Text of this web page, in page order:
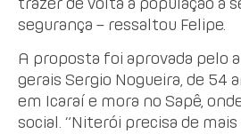
segurança – ressaltou Felipe.
A proposta foi aprovada pelo
gerais Sergio Nogueira, de 54
em Icaraí e mora no Sapê,
social. “Niterói precisa de mais